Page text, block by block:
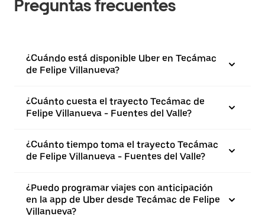
Preguntas frecuentes
¿Cuándo está disponible Uber en Tecámac
de Felipe Villanueva?
¿Cuánto cuesta el trayecto Tecámac de
Felipe Villanueva - Fuentes del Valle?
¿Cuánto tiempo toma el trayecto Tecámac
de Felipe Villanueva - Fuentes del Valle?
¿Puedo programar viajes con anticipación
en la app de Uber desde Tecámac de Felipe
Villanueva?